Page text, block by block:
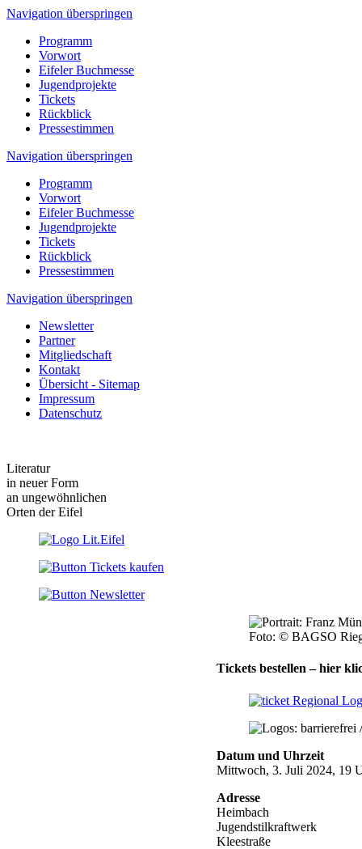
Navigation überspringen
Programm
Vorwort
Eifeler Buchmesse
Jugendprojekte
Tickets
Rückblick
Pressestimmen
Navigation überspringen
Programm
Vorwort
Eifeler Buchmesse
Jugendprojekte
Tickets
Rückblick
Pressestimmen
Navigation überspringen
Newsletter
Partner
Mitgliedschaft
Kontakt
Übersicht - Sitemap
Impressum
Datenschutz
Literatur
in neuer Form
an ungewöhnlichen
Orten der Eifel
Foto: © BAGSO
Tickets bestellen – hier
Datum und Uhrzeit
Mittwoch, 3. Juli 2024, 19
Adresse
Heimbach
Jugendstilkraftwerk
Kleestraße